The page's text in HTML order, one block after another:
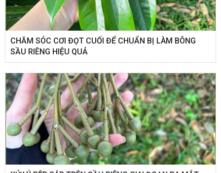
CHĂM SÓC CƠI ĐỌT CUỐI ĐỂ CHUẨN BỊ LÀM BÔNG
SẦU RIÊNG HIỆU QUẢ